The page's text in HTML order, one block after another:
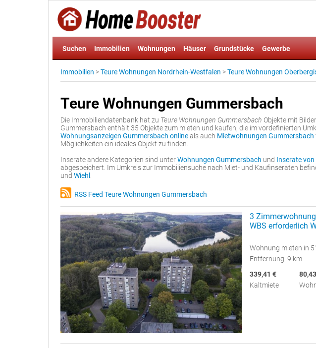
Suchen Immobilien Wohnungen Häuser Grundstücke Gewerbe
Immobilien >Teure Wohnungen Nordrhein-Westfalen >Teure Wohnungen
Teure Wohnungen Gummersbach
Die Immobiliendatenbank hat zu Teure Wohnungen Gummersbach Objekte mit
Gummersbach enthält 35 Objekte zum mieten und kaufen, die im vordefinierten
Wohnungsanzeigen Gummersbach onlineals auch Mietwohnungen Gummersbach
Möglichkeiten ein ideales Objekt zu finden.
Inserate andere Kategorien sind unterWohnungen Gummersbach und Inserate
abgespeichert. Im Umkreis zur Immobiliensuche nach Miet- und Kaufinseraten
und Wiehl
RSS Feed Teure Wohnungen Gummersbach
3
WBS erforderlich
Wohnung mieten in
Entfernung: 9 km
339,41 €
Kaltmiete